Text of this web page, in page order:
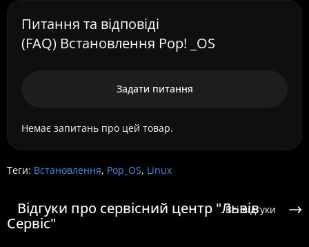
Питання та відповіді
(FAQ) Встановлення Pop! _OS
Задати питання
Немає запитань про цей товар.
Теги: Встановлення, Pop_OS, Linux
Відгуки про сервісний центр "Львів
Сервіс"
Всі відгуки